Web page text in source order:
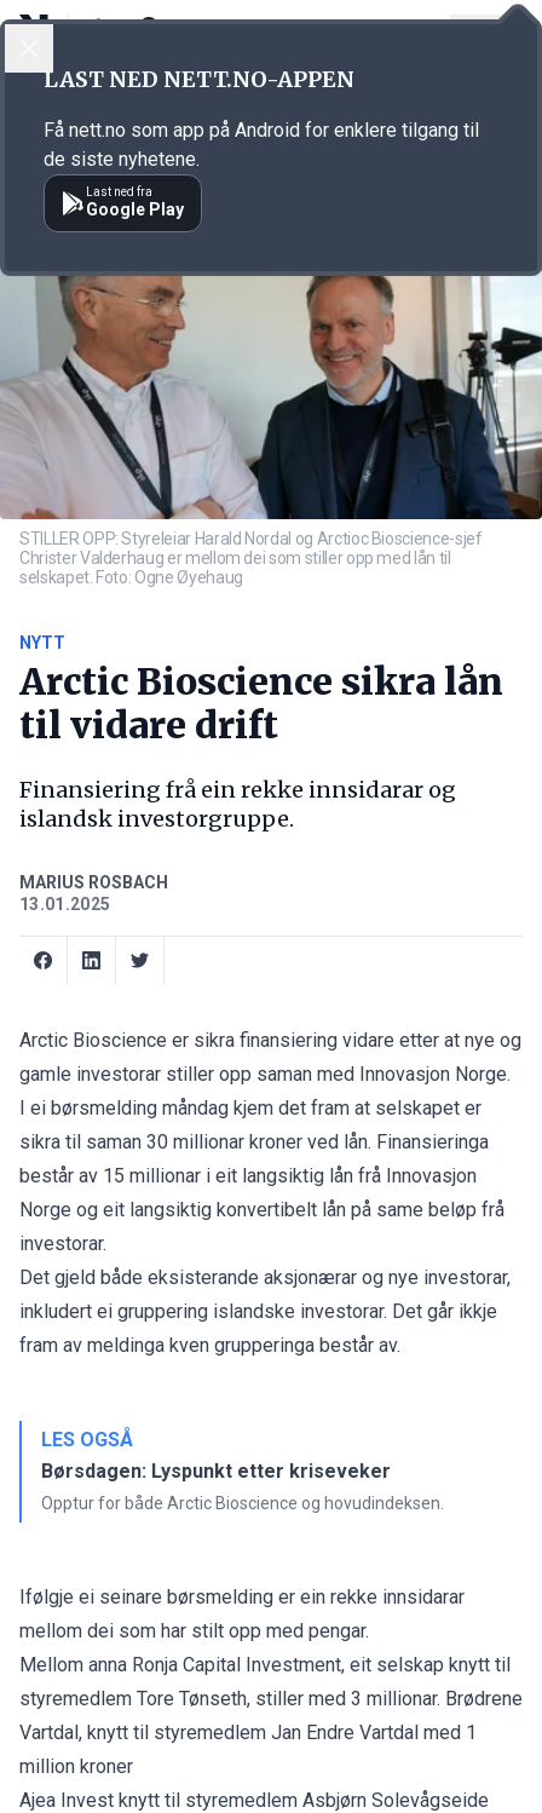
Annonsørinnhold
STILLER OPP: Styreleiar Harald Nordal og Arctioc Bioscience-sjef
Christer Valderhaug er mellom dei som stiller opp med lån til
selskapet. Foto: Ogne Øyehaug
NYTT
Arctic Bioscience sikra lån
til vidare drift
Finansiering frå ein rekke innsidarar og
islandsk investorgruppe.
MARIUS ROSBACH
13.01.2025
Arctic Bioscience er sikra finansiering vidare etter at nye og
gamle investorar stiller opp saman med Innovasjon Norge.
I ei børsmelding måndag kjem det fram at selskapet er
sikra til saman 30 millionar kroner ved lån. Finansieringa
består av 15 millionar i eit langsiktig lån frå Innovasjon
Norge og eit langsiktig konvertibelt lån på same beløp frå
investorar.
Det gjeld både eksisterande aksjonærar og nye investorar,
inkludert ei gruppering islandske investorar. Det går ikkje
fram av meldinga kven grupperinga består av.
LES OGSÅ
Børsdagen: Lyspunkt etter kriseveker
Opptur for både Arctic Bioscience og hovudindeksen.
Ifølgje ei seinare børsmelding er ein rekke innsidarar
mellom dei som har stilt opp med pengar.
Mellom anna Ronja Capital Investment, eit selskap knytt til
styremedlem Tore Tønseth, stiller med 3 millionar. Brødrene
Vartdal, knytt til styremedlem Jan Endre Vartdal med 1
million kroner
Ajea Invest knytt til styremedlem Asbjørn Solevågseide
LAST NED NETT.NO-APPEN
Få nett.no som app på Android for enklere tilgang til
de siste nyhetene.
Last ned fra
Google Play